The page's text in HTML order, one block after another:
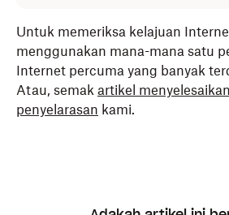
Untuk memeriksa kelajuan
menggunakan mana-mana satu
Internet percuma yang banyak
Atau, semak artikel
penyelarasan kami.